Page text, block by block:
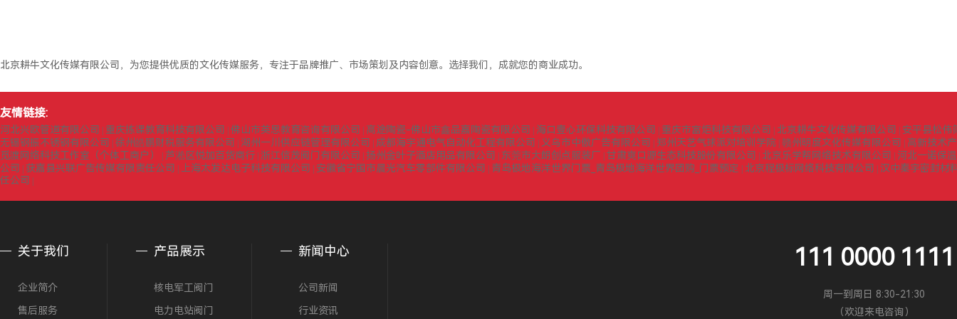
北京耕牛文化传媒有限公司，为您提供优质的文化传媒服务，专注于品牌推广、市场策划及内容创意。选择我们，成就您的商业成功。
友情链接:
河北兴欧管道有限公司 重庆拣课教育科技有限公司 佛山市英思教育咨询有限公司 高途陶瓷-佛山市鑫品嘉陶瓷有限公司 海口壹心环保科技有限公司 重庆市富炬科技有限公司 北京耕牛文化传媒有限公司
安平县松伟
无锡钢振不锈钢有限公司
徐州皓鹏财税服务有限公司 湖州一川供应链管理有限公司 成都海宇通电气自动化工程有限公司 义乌市中傲广告有限公司 郑州天艺气球派对培训学院 赣州明度文化传媒有限公司
高新技术
觅渡网络科技工作室（个体工商户）
芦淞区悦加百货商行 浙江信茂阀门有限公司 扬州金叶子酒店用品有限公司 东莞市大朗创点服装厂 甘肃爽口源生态科技股份有限公司 北京乐学帮网络技术有限公司
河北一诺保
公司
获嘉县兴联广告传媒有限责任公司 上海太发达电子科技有限公司 安徽省宁国市晨光汽车零部件有限公司 青岛极地海洋世界门票_青岛极地海洋世界团购_门票预定 北京程极标网络科技有限公司
汉中秦宇密封材
任公司
关于我们
企业简介
售后服务
产品展示
核电军工阀门
电力电站阀门
新闻中心
公司新闻
行业资讯
111 0000 1111
周一到周日 8:30-21:30
（欢迎来电咨询）